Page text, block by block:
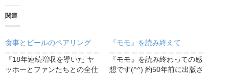
関連
食事とビールのペアリング
『18年連続増収を導いた ヤ
ッホーとファンたちとの全仕
『モモ』を読み終えて
『モモ』を読み終わっての感
想です(^^) 約50年前に出版さ